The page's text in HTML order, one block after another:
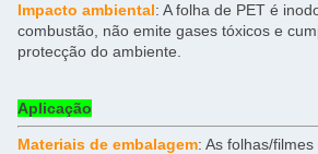
Impacto ambiental: A folha de PET é
combustão, não emite gases tóxicos e
protecção do ambiente.
Aplicação
Materiais de embalagem: As folhas/